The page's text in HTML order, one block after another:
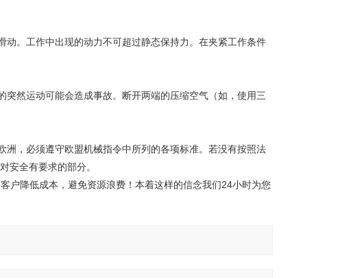
。工作中出现的动力不可超过静态保持力。在夹紧工作条件
然运动可能会造成事故。断开两端的压缩空气（如，使用三
，必须遵守欧盟机械指令中所列的各项标准。若没有按照法
安全有要求的部分。
户降低成本，避免资源浪费！本着这样的信念我们24小时为您